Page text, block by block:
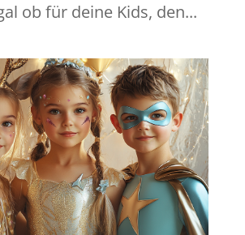
ob für deine Kids, den...